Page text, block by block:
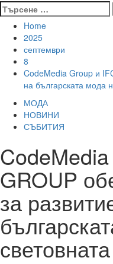
Търсене
за:
Home
2025
септември
8
CodeMedia Group и
на българската мода
МОДА
НОВИНИ
СЪБИТИЯ
GROUP
за